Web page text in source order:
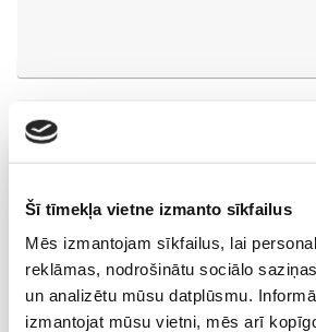
Šī tīmekļa vietne izmanto sīkfailus
Mēs izmantojam sīkfailus, lai
reklāmas, nodrošinātu sociālo
un analizētu mūsu datplūsmu.
izmantojat mūsu vietni, mēs arī
Vecāku skola
Fizioterapeites Klaudijas Hēlas
06.08 16:00-17:00
Izpārdots
Nodarbības citā